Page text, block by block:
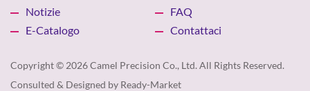
Notizie
FAQ
E-Catalogo
Contattaci
Copyright © 2026Camel Precision Co., Ltd. All Rights Reserved.
Consulted & Designed by Ready-Market